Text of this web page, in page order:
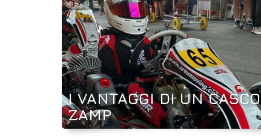
I VANTAGGI DI UN CASCO
ZAMP